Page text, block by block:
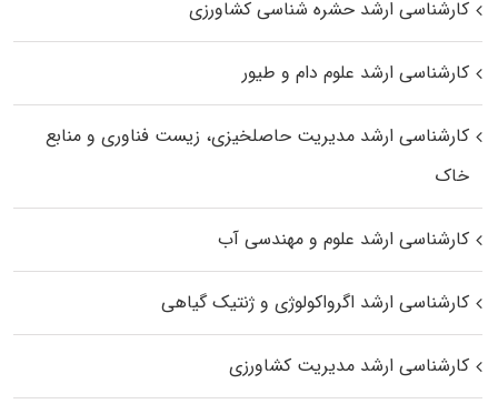
کارشناسی ارشد حشره‌ شناسی کشاورزی
کارشناسی ارشد علوم دام و طیور
کارشناسی ارشد مدیریت حاصلخیزی، زیست فناوری و منابع
خاک
کارشناسی ارشد علوم و مهندسی آب
کارشناسی ارشد اگرواکولوژی و ژنتیک گیاهی
کارشناسی ارشد مدیریت کشاورزی